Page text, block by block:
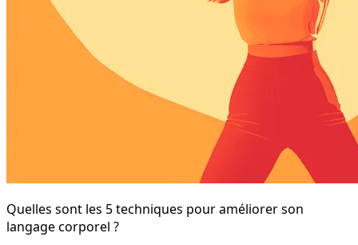
Quelles sont les 5 techniques pour améliorer son
langage corporel ?